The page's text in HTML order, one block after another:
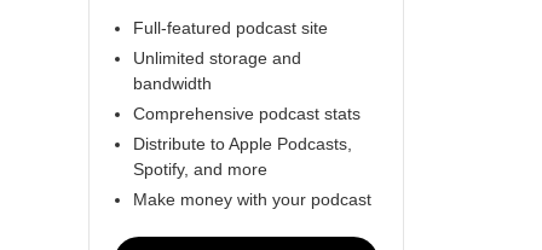
Full-featured podcast site
Unlimited storage and
bandwidth
Comprehensive podcast stats
Distribute to Apple Podcasts,
Spotify, and more
Make money with your podcast